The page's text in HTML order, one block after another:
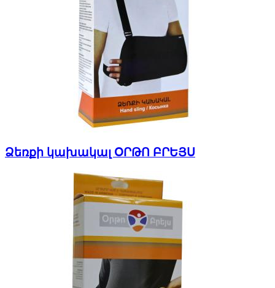
Ձեռքի կախակալ ՕՐԹՈ ԲՐԵՅՍ